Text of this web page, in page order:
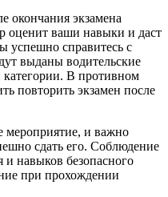
окончания экзамена
оценит ваши навыки и даст
успешно справитесь с
выданы водительские
категории. В противном
повторить экзамен после
мероприятие, и важно
сдать его. Соблюдение
навыков безопасного
при прохождении